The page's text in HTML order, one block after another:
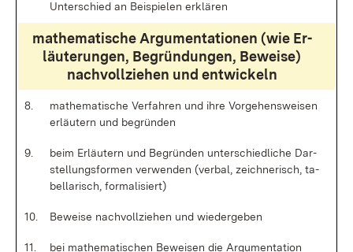
Un­ter­schied an Bei­spie­len er­klä­ren
ma­the­ma­ti­sche Ar­gu­men­ta­tio­nen (wie Er­
läu­te­run­gen, Be­grün­dun­gen, Be­wei­se)
nach­voll­zie­hen und ent­wi­ckeln
8.
ma­the­ma­ti­sche Ver­fah­ren und ih­re Vor­ge­hens­wei­sen
er­läu­tern und be­grün­den
9.
beim Er­läu­tern und Be­grün­den un­ter­schied­li­che Dar­
stel­lungs­for­men ver­wen­den (ver­bal, zeich­ne­risch, ta­
bel­la­risch, for­ma­li­siert)
10. Be­wei­se nach­voll­zie­hen und wie­der­ge­ben
11.
bei ma­the­ma­ti­schen Be­wei­sen die Ar­gu­men­ta­ti­on